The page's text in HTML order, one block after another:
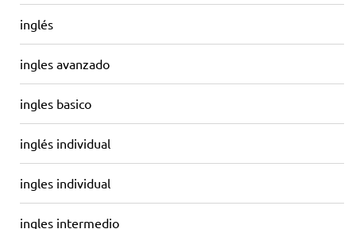
inglés
ingles avanzado
ingles basico
inglés individual
ingles individual
ingles intermedio